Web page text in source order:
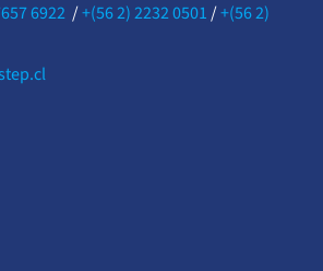
6922/+(56 2) 2232 0501/+(56 2)